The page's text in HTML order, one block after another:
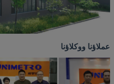
عملاؤنا ووكلاؤنا